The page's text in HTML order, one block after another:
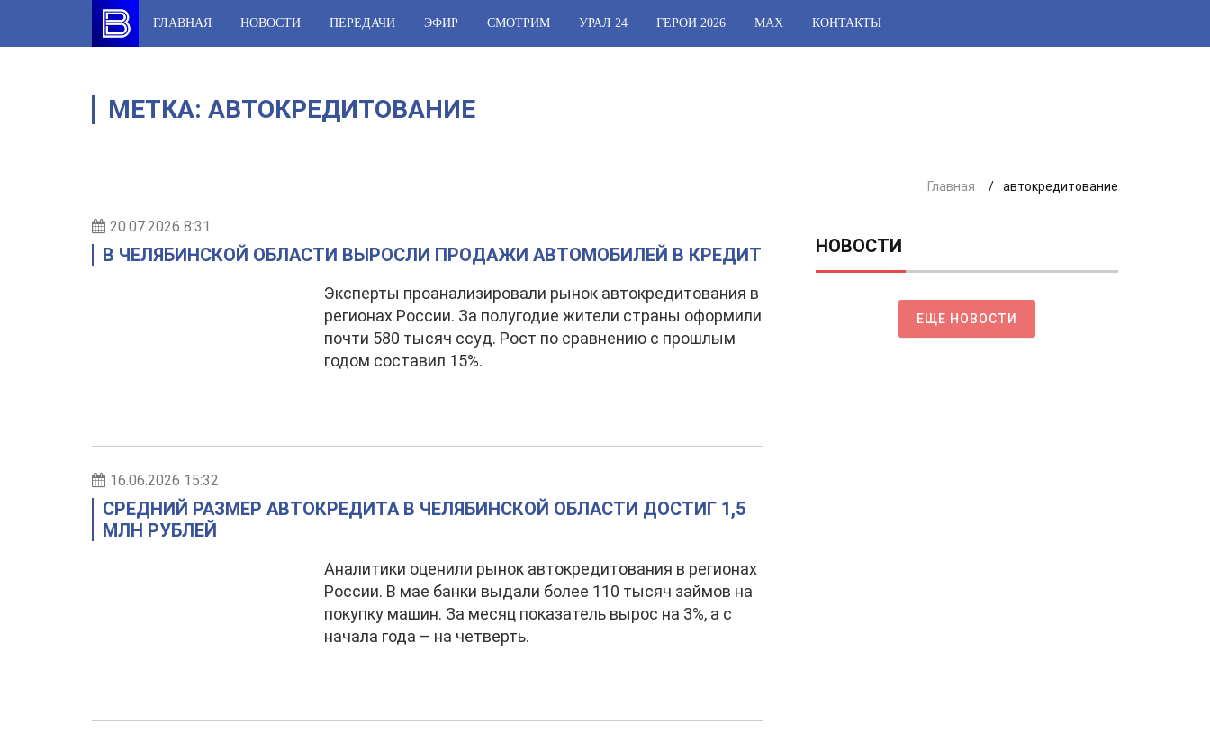
content
ГЛАВНАЯ НОВОСТИ ПЕРЕДАЧИ ЭФИР СМОТРИМ УРАЛ 24 ГЕРОИ 2026 МАХ КОНТАКТЫ
МЕТКА: АВТОКРЕДИТОВАНИЕ
Главная автокредитование
20.07.2026 8:31
В ЧЕЛЯБИНСКОЙ ОБЛАСТИ ВЫРОСЛИ ПРОДАЖИ АВТОМОБИЛЕЙ В КРЕДИТ
Эксперты проанализировали рынок автокредитования в
регионах России. За полугодие жители страны оформили
почти 580 тысяч ссуд. Рост по сравнению с прошлым
годом составил 15%.
16.06.2026 15:32
СРЕДНИЙ РАЗМЕР АВТОКРЕДИТА В ЧЕЛЯБИНСКОЙ ОБЛАСТИ ДОСТИГ 1,5
МЛН РУБЛЕЙ
Аналитики оценили рынок автокредитования в регионах
России. В мае банки выдали более 110 тысяч займов на
покупку машин. За месяц показатель вырос на 3%, а с
начала года – на четверть.
НОВОСТИ
ЕЩЕ НОВОСТИ